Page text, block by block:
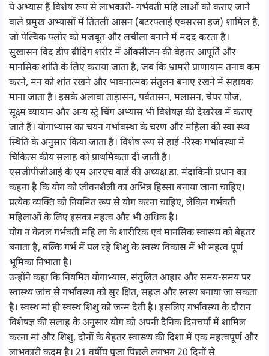
ये अभ्यास हैं विशेष रूप से लाभकारी- गर्भवती महि लाओं को कराए जाने
वाले प्रमुख अभ्यासों में तितली आसन (बटरफ्लाई एक्सरसा इज) शामिल है,
जो पेल्विक फ्लोर को मजबूत और लचीला बनाने में मदद करता है।
सुखासन विद डीप ब्रीदिंग शरीर में ऑक्सीजन की बेहतर आपूर्ति और
मानसिक शांति के लिए कराया जाता है, जब कि भ्रामरी प्राणायाम तनाव कम
करने, मन को शांत रखने और भावनात्मक संतुलन बनाए रखने में सहायक
माना जाता है। इसके अलावा ताड़ासन, पर्वतासन, मलासन, चेयर पोज,
सूक्ष्म व्यायाम और अन्य स्ट्रे चिंग अभ्यास भी विशेषज्ञ की देखरेख में कराए
जाते हैं। योगाभ्यास का चयन गर्भावस्था के चरण और महिला की स्वा स्थ्य
स्थिति के अनुसार किया जाता है। विशेष रूप से हाई -रिस्क गर्भावस्था में
चिकित्स कीय सलाह को प्राथमिकता दी जाती है।
एसजीपीजीआई के एम आरएच वार्ड की अध्यक्ष डा. मंदाकिनी प्रधान का
कहना है कि योग को जीवनशैली का अभिन्न हिस्सा बनाया जाना चाहिए।
प्रत्येक व्यक्ति को नियमित रूप से योग करना चाहिए, लेकिन गर्भवती
महिलाओं के लिए इसका महत्व और भी अधिक है।
योग न केवल गर्भवती महि ला के शारीरिक एवं मानसिक स्वास्थ्य को बेहतर
बनाता है, बल्कि गर्भ में पल रहे शिशु के स्वस्थ विकास में भी महत्व पूर्ण
भूमिका निभाता है।
उन्होंने कहा कि नियमित योगाभ्यास, संतुलित आहार और समय-समय पर
स्वास्थ्य जांच से गर्भावस्था को सुर क्षित, सहज और स्वस्थ बनाया जा सकता
है। स्वस्थ मां ही स्वस्थ शिशु को जन्म देती है। इसलिए गर्भावस्था के दौरान
विशेषज्ञ की सलाह के अनुसार योग को अपनी दैनिक दिनचर्या में शामिल
करना मां और शिशु, दोनों के बेहतर स्वास्थ्य की दिशा में एक महत्वपूर्ण और
लाभकारी कदम है। 21 वर्षीय पूजा पिछले लगभग 20 दिनों से